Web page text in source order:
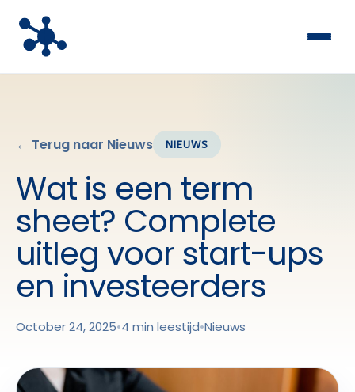
← Terug naar Nieuws NIEUWS
Wat is een term
sheet? Complete
uitleg voor start-ups
en investeerders
October 24, 2025•4 min leestijd•Nieuws